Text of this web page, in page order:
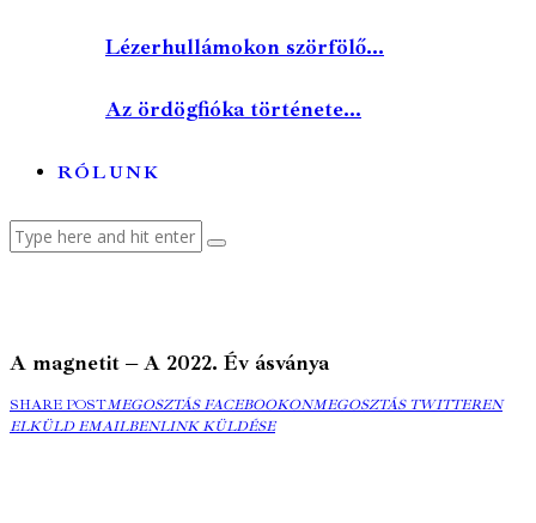
Lézerhullámokon szörfölő...
Az ördögfióka története...
RÓLUNK
A magnetit – A 2022. Év ásványa
SHARE POSTMEGOSZTÁS
FACEBOOKON
MEGOSZTÁS FACEBOOKONMEGOSZTÁS
MEGOSZTÁS TWITTEREN
ELKÜLD EMAILBENCOPY
LINK KÜLDÉSE